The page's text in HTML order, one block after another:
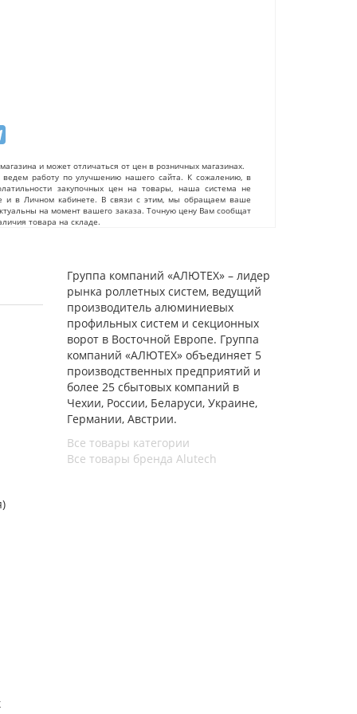
и может отличаться от цен в розничных магазинах.
работу по улучшению нашего сайта. К сожалению, в
закупочных цен на товары, наша система не
и в Личном кабинете. В связи с этим, мы обращаем ваше
на момент вашего заказа. Точную цену Вам сообщат
товара на складе.
Группа компаний «АЛЮТЕХ» – лидер
рынка роллетных систем, ведущий
производитель алюминиевых
профильных систем и секционных
ворот в Восточной Европе. Группа
компаний «АЛЮТЕХ» объединяет 5
производственных предприятий и
более 25 сбытовых компаний в
Чехии, России, Беларуси, Украине,
Германии, Австрии.
Все товары категории
Все товары бренда Alutech